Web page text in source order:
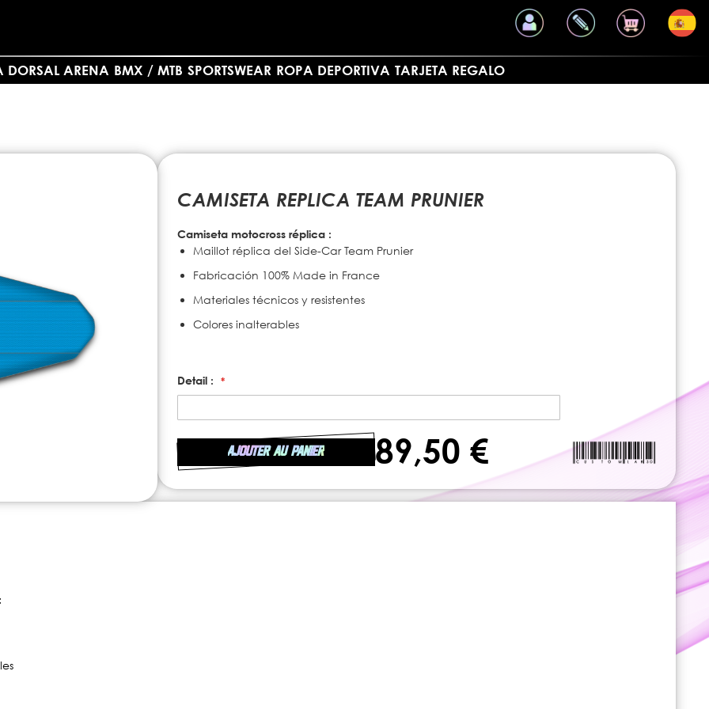
DORSAL ARENA BMX / MTB SPORTSWEAR ROPA DEPORTIVA TARJETA REGALO
CAMISETA REPLICA TEAM PRUNIER
Camiseta motocross réplica :
Maillot réplica del Side-Car Team Prunier
Fabricación 100% Made in France
Materiales técnicos y resistentes
Colores inalterables
Detail :
AJOUTER AU PANIER 89,50 €